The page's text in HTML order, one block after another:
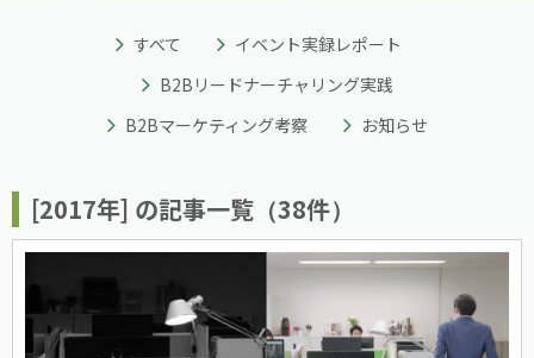
すべて
イベント実録レポート
B2Bリードナーチャリング実践
B2Bマーケティング考察
お知らせ
[2017年] の記事一覧（38件）